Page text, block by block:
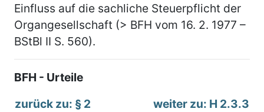
Einfluss auf die sachliche Steuerpflicht der
Organgesellschaft (> BFH vom 16. 2. 1977 –
BStBl II S. 560).
BFH - Urteile
zurück zu: § 2
weiter zu: H 2.3.3